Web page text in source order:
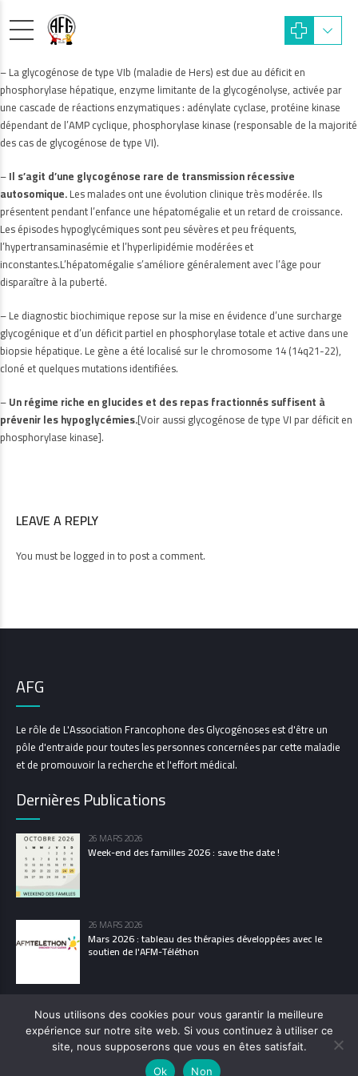
– La glycogénose de type VIb (maladie de Hers) est due au déficit en
phosphorylase hépatique, enzyme limitante de la glycogénolyse, activée par
une cascade de réactions enzymatiques : adénylate cyclase, protéine kinase
dépendant de l’AMP cyclique, phosphorylase kinase (responsable de la majorité
des cas de glycogénose de type VI).
–Il s’agit d’une glycogénose rare de transmission récessive
autosomique.Les malades ont une évolution clinique très modérée. Ils
présentent pendant l’enfance une hépatomégalie et un retard de croissance.
Les épisodes hypoglycémiques sont peu sévères et peu fréquents,
l’hypertransaminasémie et l’hyperlipidémie modérées et
inconstantes.L’hépatomégalie s’améliore généralement avec l’âge pour
disparaître à la puberté.
– Le diagnostic biochimique repose sur la mise en évidence d’une surcharge
glycogénique et d’un déficit partiel en phosphorylase totale et active dans une
biopsie hépatique. Le gène a été localisé sur le chromosome 14 (14q21-22),
cloné et quelques mutations identifiées.
–Un régime riche en glucides et des repas fractionnés suffisent à
prévenir les hypoglycémies.[Voir aussi glycogénose de type VI par déficit en
phosphorylase kinase].
LEAVE A REPLY
You must be logged into post a comment.
AFG
Le rôle de L'Association Francophone des Glycogénoses est d'être un
pôle d'entraide pour toutes les personnes concernées par cette maladie
et de promouvoir la recherche et l'effort médical.
Dernières Publications
26 MARS 2026
Week-end des familles 2026 : save the date !
26 MARS 2026
Mars 2026 : tableau des thérapies développées avec le
soutien de l'AFM-Téléthon
© 2021 L’Association Francophone des Glycogénoses
MENTIONS LÉGALES
Nous utilisons des cookies pour vous garantir la meilleure
expérience sur notre site web. Si vous continuez à utiliser ce
site, nous supposerons que vous en êtes satisfait.
Ok
Non